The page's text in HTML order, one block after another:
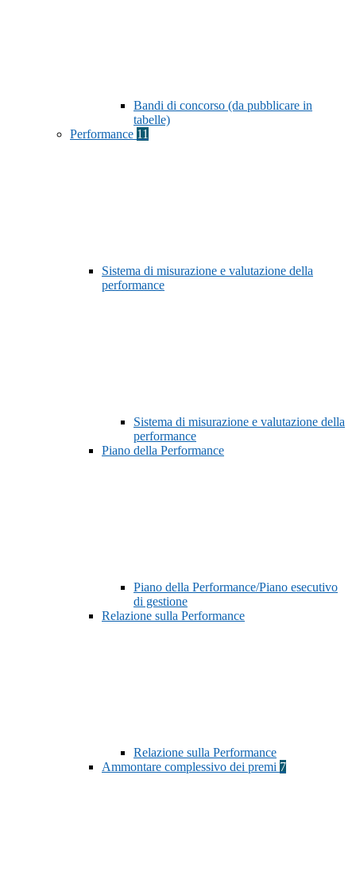
Bandi di concorso (da pubblicare in
tabelle)
Performance 11
Sistema di misurazione e valutazione della
performance
Sistema di misurazione e valutazione della
performance
Piano della Performance
Piano della Performance/Piano esecutivo
di gestione
Relazione sulla Performance
Relazione sulla Performance
Ammontare complessivo dei premi 7